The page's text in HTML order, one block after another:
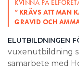
KVINNA PÅ
”KRÄVS ATT MAN
GRAVID OCH
ELUTBILDNINGEN
vuxenutbildning
samarbete med